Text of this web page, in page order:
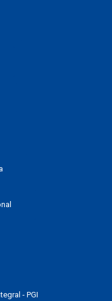
- PGI